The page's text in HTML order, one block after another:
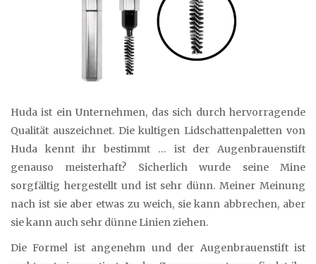
Huda ist ein Unternehmen, das sich durch hervorragende
Qualität auszeichnet. Die kultigen Lidschattenpaletten von
Huda kennt ihr bestimmt … ist der Augenbrauenstift
genauso meisterhaft? Sicherlich wurde seine Mine
sorgfältig hergestellt und ist sehr dünn. Meiner Meinung
nach ist sie aber etwas zu weich, sie kann abbrechen, aber
sie kann auch sehr dünne Linien ziehen.
Die Formel ist angenehm und der Augenbrauenstift ist